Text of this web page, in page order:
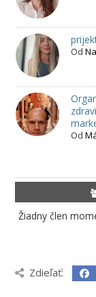
Od
Od
Žiadny člen
Zdieľať: